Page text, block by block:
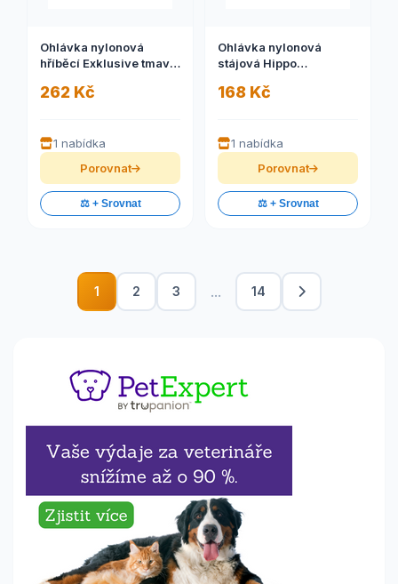
Ohlávka nylonová
hříběcí Exklusive tmavě
262 Kč
1 nabídka
Porovnat
⚖️ + Srovnat
Ohlávka nylonová
stájová Hippo
168 Kč
1 nabídka
Porovnat
⚖️ + Srovnat
1 2 3 ... 14